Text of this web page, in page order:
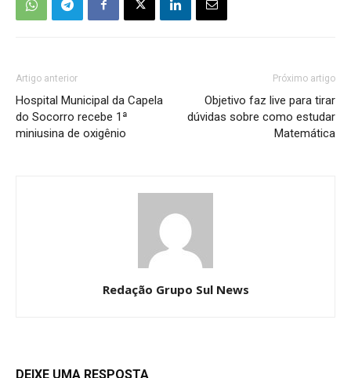
Artigo anterior
Hospital Municipal da Capela
do Socorro recebe 1ª
miniusina de oxigênio
Próximo artigo
​Objetivo faz live para tirar
dúvidas sobre como estudar
Matemática
Redação Grupo Sul News
DEIXE UMA RESPOSTA